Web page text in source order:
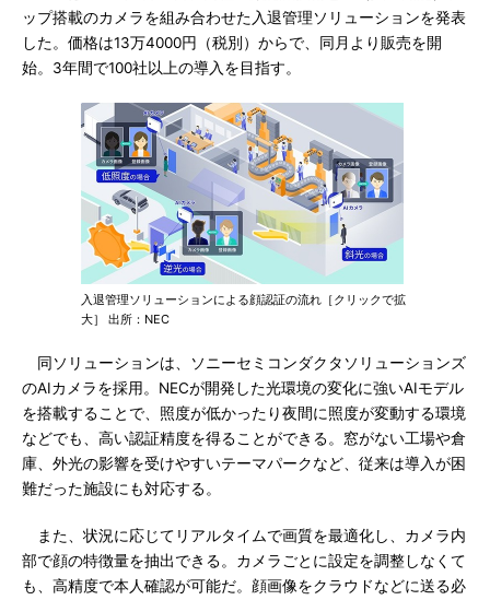
ップ搭載のカメラを組み合わせた入退管理ソリューションを発表
した。価格は13万4000円（税別）からで、同月より販売を開
始。3年間で100社以上の導入を目指す。
入退管理ソリューションによる顔認証の流れ［クリックで拡
大］ 出所：NEC
同ソリューションは、ソニーセミコンダクタソリューションズ
のAIカメラを採用。NECが開発した光環境の変化に強いAIモデル
を搭載することで、照度が低かったり夜間に照度が変動する環境
などでも、高い認証精度を得ることができる。窓がない工場や倉
庫、外光の影響を受けやすいテーマパークなど、従来は導入が困
難だった施設にも対応する。
また、状況に応じてリアルタイムで画質を最適化し、カメラ内
部で顔の特徴量を抽出できる。カメラごとに設定を調整しなくて
も、高精度で本人確認が可能だ。顔画像をクラウドなどに送る必